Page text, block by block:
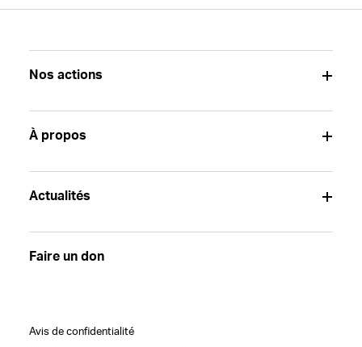
Nos actions
À propos
Actualités
Faire un don
Avis de confidentialité